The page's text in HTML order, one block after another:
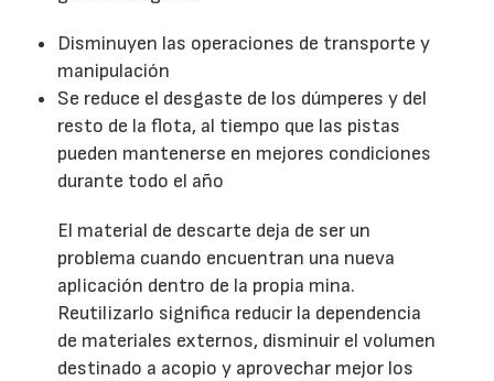
Disminuyen las operaciones de transporte y
manipulación
Se reduce el desgaste de los dúmperes y del
resto de la flota, al tiempo que las pistas
pueden mantenerse en mejores condiciones
durante todo el año
El material de descarte deja de ser un
problema cuando encuentran una nueva
aplicación dentro de la propia mina.
Reutilizarlo significa reducir la dependencia
de materiales externos, disminuir el volumen
destinado a acopio y aprovechar mejor los